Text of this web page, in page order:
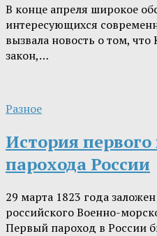
В конце апреля широкое
интересующихся
вызвала новость о том,
закон,…
Разное
История первого
парохода России
29 марта 1823 года
российского Военно-
Первый пароход в России